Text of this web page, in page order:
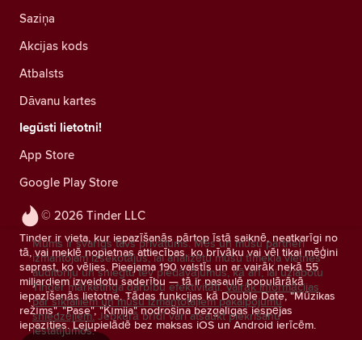
© 2026 Tinder LLC
Tinder ir vieta, kur iepazīšanās pārtop īstā saiknē, neatkarīgi no
tā, vai meklē nopietnas attiecības, ko brīvāku vai vēl tikai mēģini
saprast, ko vēlies. Pieejama 190 valstīs un ar vairāk nekā 55
miljardiem izveidotu saderību — tā ir pasaulē populārākā
iepazīšanās lietotne. Tādas funkcijas kā Double Date, "Mūzikas
režīms", "Pase", "Ķīmija" nodrošina bezgalīgas iespējas
iepazīties. Lejupielādē bez maksas iOS un Android ierīcēm.
Saziņa
Akcijas kods
Atbalsts
Dāvanu kartes
Iegūsti lietotni!
App Store
Google Play Store
Mums ir svarīgs tavs privātums. Mēs un mūsu partneri
izmantojam izsekotājus, lai analizētu mūsu tīmekļa vietnes
auditoriju un sniegtu tev piedāvājumus, kā arī, lai uzlabotu
Tinder mārketinga darbību efektivitāti. Vairāk informācijas
par sīkfailiem un mūsu izmantotajiem pakalpojumu
sniedzējiem. Jebkurā brīdī vari atsaukt piekrišanu
iestatījumos.